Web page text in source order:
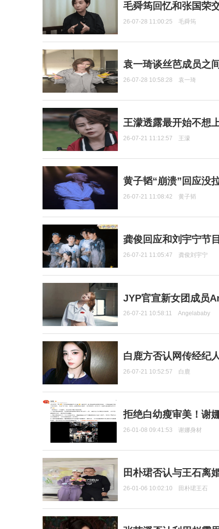
毛舜筠回忆和张国荣
26-07-28 11:00:25 毛舜筠
袁一琦谈丝芭成员之
26-07-28 10:58:28 袁一琦
王濛透露最开始不想
26-07-21 11:12:57 王濛
黄子韬“崩溃”回应没
26-07-21 11:08:42 黄子韬
龚俊回应和刘宇宁节
26-07-21 11:05:47 龚俊刘宇宁
JYP官宣新女团成员
26-07-21 10:58:11 Angelababy
白鹿方否认网传经纪
26-07-21 10:52:57 白鹿
拒绝白幼瘦审美！谢
26-01-08 09:41:53 谢娜身材
田朴珺否认与王石离
26-01-06 10:02:10 田朴珺王石